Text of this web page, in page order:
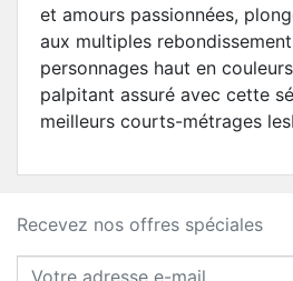
et amours passionnées,
aux multiples
personnages haut en
palpitant assuré avec cette
meilleurs courts-métrages
Recevez nos offres spéciales